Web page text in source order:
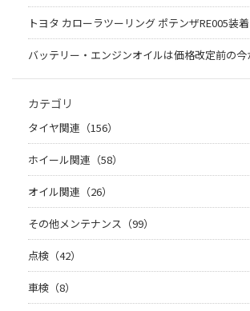
トヨタ カローラツーリング ポテンザRE005装着
バッテリー・エンジンオイルは価格改定前の今
カテゴリ
タイヤ関連（156）
ホイール関連（58）
オイル関連（26）
その他メンテナンス（99）
点検（42）
車検（8）